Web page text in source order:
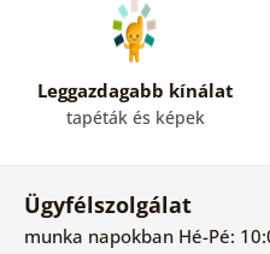
Leggazdagabb kínálat
tapéták és képek
Ügyfélszolgálat
munka napokban Hé-Pé: